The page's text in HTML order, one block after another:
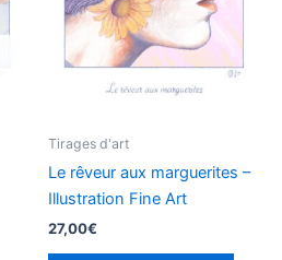
Tirages d'art
Le rêveur aux marguerites –
Illustration Fine Art
27,00€